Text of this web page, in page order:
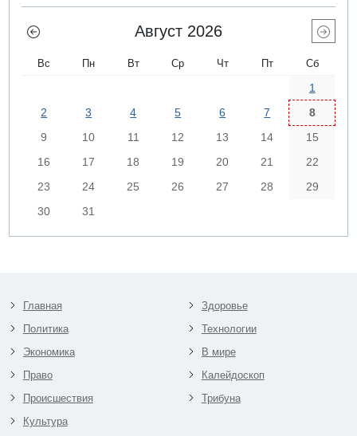
Август 2026
Вс Пн Вт Ср Чт Пт Сб
1
2
3 4 5 6 7
8
9
10 11 12 13 14
15
16
17 18 19 20 21
22
23
24 25 26 27 28
29
30
31
Главная
Политика
Экономика
Право
Происшествия
Культура
Здоровье
Технологии
В мире
Калейдоскоп
Трибуна